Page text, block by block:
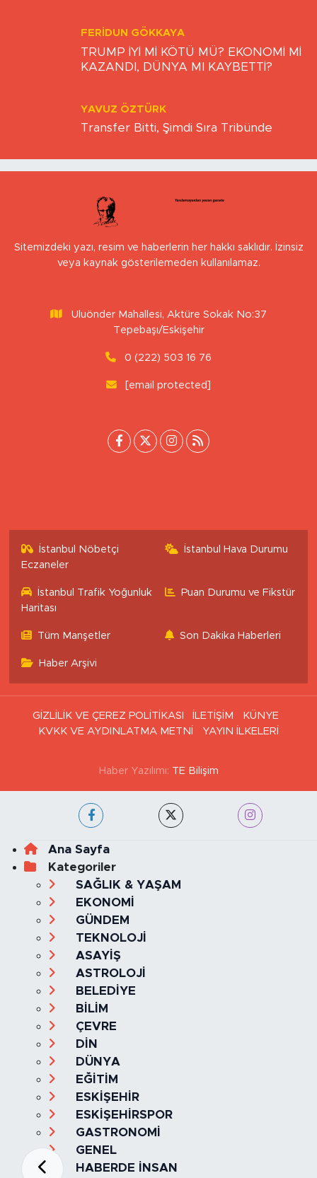
FERIDUN GÖKKAYA
TRUMP İYİ Mİ KÖTÜ MÜ? EKONOMİ Mİ
KAZANDI, DÜNYA MI KAYBETTİ?
YAVUZ ÖZTÜRK
Transfer Bitti, Şimdi Sıra Tribünde
Sitemizdeki yazı, resim ve haberlerin her hakkı saklıdır. İzinsiz
veya kaynak gösterilemeden kullanılamaz.
Uluönder Mahallesi, Aktüre Sokak No:37
Tepebaşı/Eskişehir
0 (222) 503 16 76
[email protected]
İstanbul Nöbetçi
Eczaneler
İstanbul Hava Durumu
İstanbul Trafik Yoğunluk
Haritası
Puan Durumu ve Fikstür
Tüm Manşetler Son Dakika Haberleri
Haber Arşivi
GİZLİLİK VE ÇEREZ POLİTİKASI İLETİŞİM
KÜNYE
KVKK VE AYDINLATMA METNİ
YAYIN İLKELERİ
Haber Yazılımı: TE Bilişim
Ana Sayfa
Kategoriler
SAĞLIK & YAŞAM
EKONOMİ
GÜNDEM
TEKNOLOJİ
ASAYİŞ
ASTROLOJİ
BELEDİYE
BİLİM
ÇEVRE
DİN
DÜNYA
EĞİTİM
ESKİŞEHİR
ESKİŞEHİRSPOR
GASTRONOMİ
GENEL
HABERDE İNSAN